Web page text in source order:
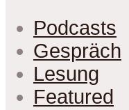
Podcasts
Gespräch
Lesung
Featured